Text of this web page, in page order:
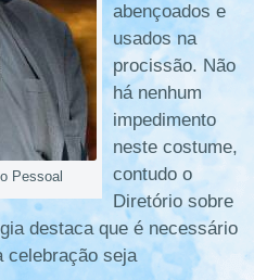
Pessoal
abençoados e
usados na
procissão. Não
há nenhum
impedimento
neste costume,
contudo o
Diretório sobre
destaca que é necessário
celebração seja